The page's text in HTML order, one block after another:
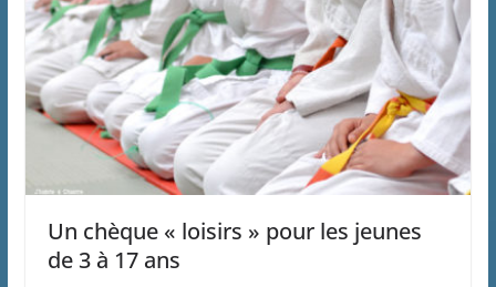
Un chèque « loisirs » pour les jeunes
de 3 à 17 ans